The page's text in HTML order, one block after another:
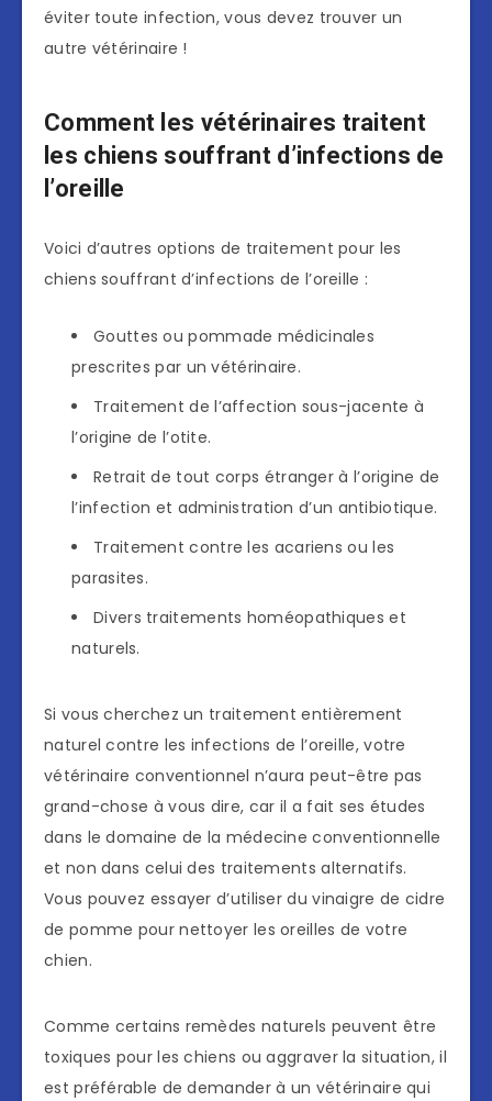
éviter toute infection, vous devez trouver un
autre vétérinaire !
Comment les vétérinaires traitent
les chiens souffrant d’infections de
l’oreille
Voici d’autres options de traitement pour les
chiens souffrant d’infections de l’oreille :
Gouttes ou pommade médicinales
prescrites par un vétérinaire.
Traitement de l’affection sous-jacente à
l’origine de l’otite.
Retrait de tout corps étranger à l’origine de
l’infection et administration d’un antibiotique.
Traitement contre les acariens ou les
parasites.
Divers traitements homéopathiques et
naturels.
Si vous cherchez un traitement entièrement
naturel contre les infections de l’oreille, votre
vétérinaire conventionnel n’aura peut-être pas
grand-chose à vous dire, car il a fait ses études
dans le domaine de la médecine conventionnelle
et non dans celui des traitements alternatifs.
Vous pouvez essayer d’utiliser du vinaigre de cidre
de pomme pour nettoyer les oreilles de votre
chien.
Comme certains remèdes naturels peuvent être
toxiques pour les chiens ou aggraver la situation, il
est préférable de demander à un vétérinaire qui